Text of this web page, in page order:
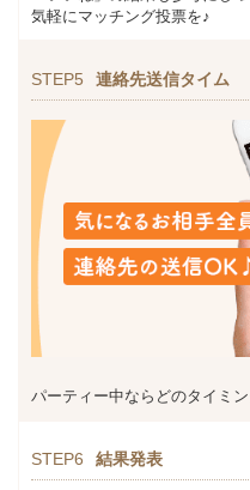
気軽にマッチング投票を♪
STEP5 連絡先送信タイム
パーティー中ならどのタイミ
STEP6 結果発表